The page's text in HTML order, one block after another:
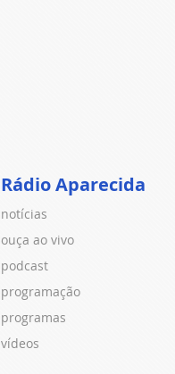
Rádio Aparecida
notícias
ouça ao vivo
podcast
programação
programas
vídeos